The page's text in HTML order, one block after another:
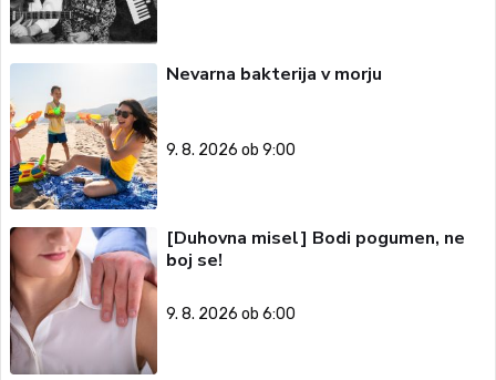
Nevarna bakterija v morju
9. 8. 2026 ob 9:00
[Duhovna misel] Bodi pogumen, ne
boj se!
9. 8. 2026 ob 6:00